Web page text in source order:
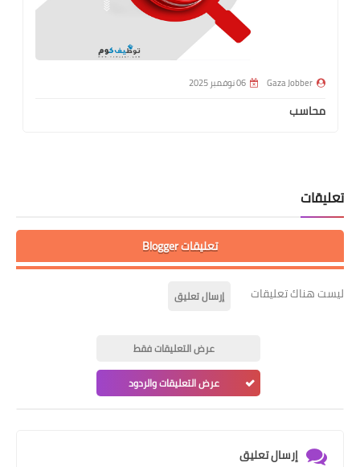
Gaza Jobber 06 نوفمبر 2025
محاسب
تعليقات
تعليقات Blogger
ليست هناك تعليقات إرسال تعليق
عرض التعليقات فقط
عرض التعليقات والردود
إرسال تعليق